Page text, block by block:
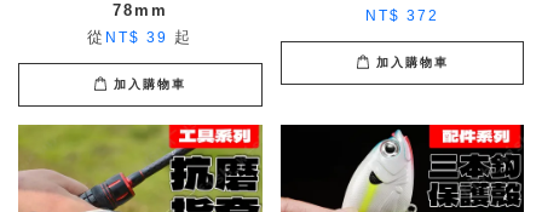
78mm
從 NT$ 39 起
加入購物車
NT$ 372
加入購物車